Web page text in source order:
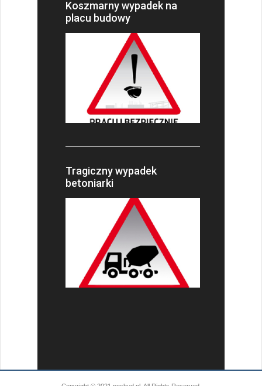
Koszmarny wypadek na
placu budowy
Tragiczny wypadek
betoniarki